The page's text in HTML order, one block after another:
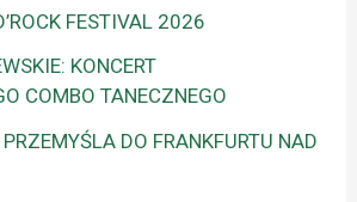
FESTIVAL 2026
KONCERT
COMBO TANECZNEGO
DO FRANKFURTU NAD